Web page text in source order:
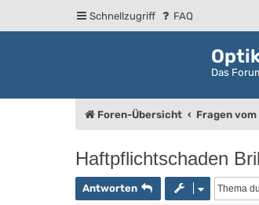
Schnellzugriff FAQ
Das
Foren-Übersicht Fragen
Haftpflichtschaden
Antworten